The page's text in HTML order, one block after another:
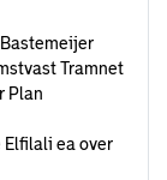
Tramnet
Plan
ea over